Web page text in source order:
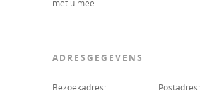
met u mee.
ADRESGEGEVENS
Bezoekadres:
Postadres: